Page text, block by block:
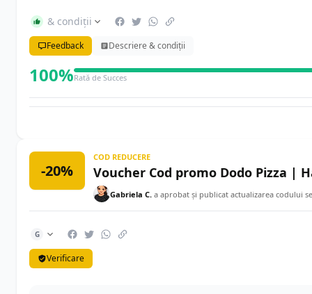
& condiții
Feedback Descriere & condiții
100%Rată de Succes
-20%
COD REDUCERE
Voucher Cod promo Dodo Pizza |
Gabriela C. a aprobat și publicat actualizarea codului
G
Verificare